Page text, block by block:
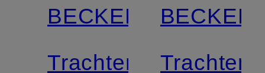
BECKERT
Trachten-
Trachten-